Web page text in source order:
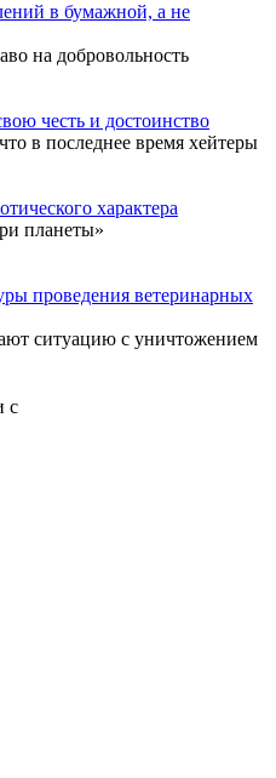
в бумажной, а не
на добровольность
честь и достоинство
в последнее время хейтеры
характера
планеты»
проведения ветеринарных
ситуацию с уничтожением
с